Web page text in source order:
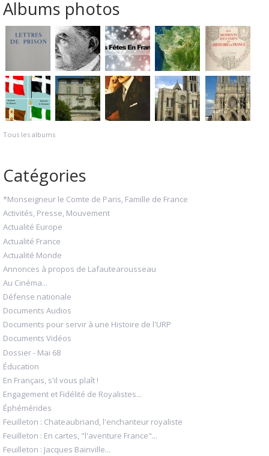
Albums photos
Tous les albums
Catégories
*Monseigneur le Comte de Paris, Famille de France
Activités, Presse, Mouvement
Actualité Europe
Actualité France
Actualité Monde
Annonces à propos de Lafautearousseau
Au Cinéma...
Défense nationale
Documents Audios
Documents pour servir à une Histoire de l'URP
Documents Vidéos
Dossier - Mai 68
Éducation
En Français, s'il vous plaît !
Engagement et Fidélité de Royalistes...
Éphémérides
Feuilleton : Chateaubriand, l'enchanteur royaliste
Feuilleton : En cartes, "l'aventure France"...
Feuilleton : Jacques Bainville...